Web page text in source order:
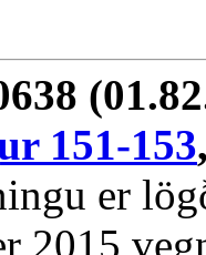
151-153
er
2015